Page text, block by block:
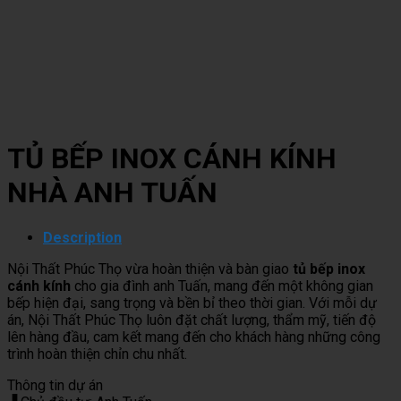
TỦ BẾP INOX CÁNH KÍNH
NHÀ ANH TUẤN
Description
Nội Thất Phúc Thọ vừa hoàn thiện và bàn giao tủ bếp inox
cánh kính cho gia đình anh Tuấn, mang đến một không gian
bếp hiện đại, sang trọng và bền bỉ theo thời gian. Với mỗi dự
án, Nội Thất Phúc Thọ luôn đặt chất lượng, thẩm mỹ, tiến độ
lên hàng đầu, cam kết mang đến cho khách hàng những công
trình hoàn thiện chỉn chu nhất.
Thông tin dự án